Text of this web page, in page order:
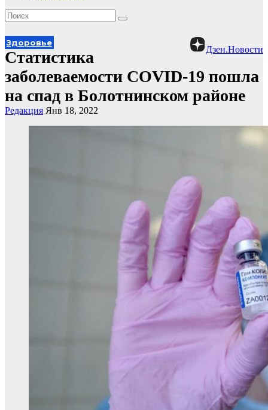
Дзен.Новости
Здоровье
Статистика
заболеваемости COVID-19 пошла
на спад в Болотнинском районе
Редакция Янв 18, 2022